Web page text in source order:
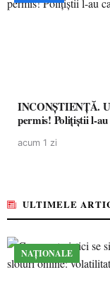
INCONȘTIENȚĂ.
permis! Polițiștii l-
acum 1 zi
ULTIMELE
NAȚIONALE